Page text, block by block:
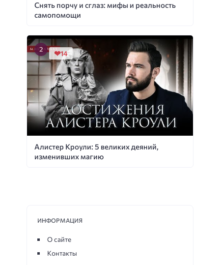
Снять порчу и сглаз: мифы и реальность
самопомощи
Алистер Кроули: 5 великих деяний,
изменивших магию
14
ИНФОРМАЦИЯ
О сайте
Контакты